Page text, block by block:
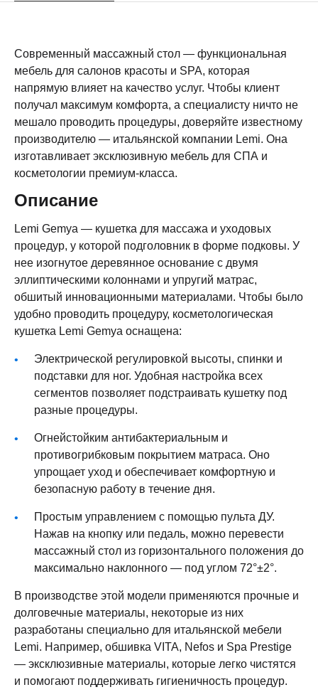
Современный массажный стол — функциональная
мебель для салонов красоты и SPA, которая
напрямую влияет на качество услуг. Чтобы клиент
получал максимум комфорта, а специалисту ничто не
мешало проводить процедуры, доверяйте известному
производителю — итальянской компании Lemi. Она
изготавливает эксклюзивную мебель для СПА и
косметологии премиум-класса.
Описание
Lemi Gemya — кушетка для массажа и уходовых
процедур, у которой подголовник в форме подковы. У
нее изогнутое деревянное основание с двумя
эллиптическими колоннами и упругий матрас,
обшитый инновационными материалами. Чтобы было
удобно проводить процедуру, косметологическая
кушетка Lemi Gemya оснащена:
Электрической регулировкой высоты, спинки и
подставки для ног. Удобная настройка всех
сегментов позволяет подстраивать кушетку под
разные процедуры.
Огнейстойким антибактериальным и
противогрибковым покрытием матраса. Оно
упрощает уход и обеспечивает комфортную и
безопасную работу в течение дня.
Простым управлением с помощью пульта ДУ.
Нажав на кнопку или педаль, можно перевести
массажный стол из горизонтального положения до
максимально наклонного — под углом 72°±2°.
В производстве этой модели применяются прочные и
долговечные материалы, некоторые из них
разработаны специально для итальянской мебели
Lemi. Например, обшивка VITA, Nefos и Spa Prestige
— эксклюзивные материалы, которые легко чистятся
и помогают поддерживать гигиеничность процедур.